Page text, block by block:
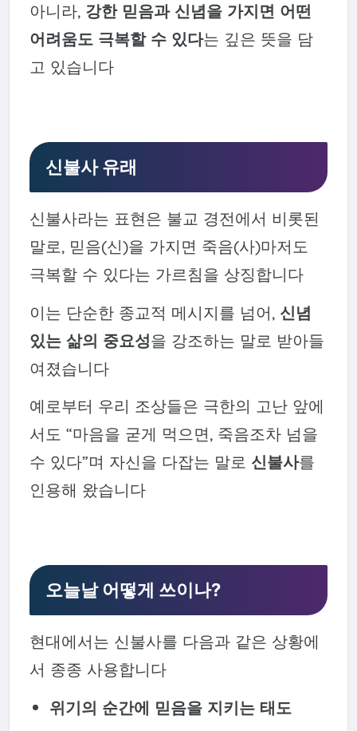
아니라, 강한 믿음과 신념을 가지면 어떤
어려움도 극복할 수 있다는 깊은 뜻을 담
고 있습니다
신불사 유래
신불사라는 표현은 불교 경전에서 비롯된
말로, 믿음(신)을 가지면 죽음(사)마저도
극복할 수 있다는 가르침을 상징합니다
이는 단순한 종교적 메시지를 넘어, 신념
있는 삶의 중요성을 강조하는 말로 받아들
여졌습니다
예로부터 우리 조상들은 극한의 고난 앞에
서도 “마음을 굳게 먹으면, 죽음조차 넘을
수 있다”며 자신을 다잡는 말로 신불사를
인용해 왔습니다
오늘날 어떻게 쓰이나?
현대에서는 신불사를 다음과 같은 상황에
서 종종 사용합니다
위기의 순간에 믿음을 지키는 태도